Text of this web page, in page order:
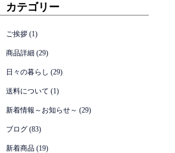
カテゴリー
ご挨拶 (1)
商品詳細 (29)
日々の暮らし (29)
送料について (1)
新着情報～お知らせ～ (29)
ブログ (83)
新着商品 (19)